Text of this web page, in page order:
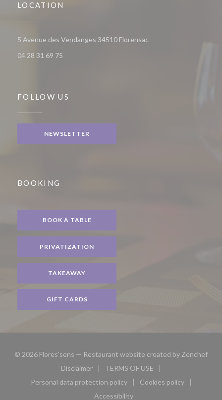
LOCATION
5 Avenue des Vendanges 34510 Florensac
04 28 31 69 75
FOLLOW US
NEWSLETTER
BOOKING
BOOK A TABLE
PRIVATIZATION
TAKEAWAY
GIFT CARDS
© 2026 Flores'sens — Restaurant website created by Zenchef
Disclaimer
((opens in a new window))
TERMS OF USE
((opens in a new window))
Personal data protection policy
((opens in a new window))
Cookies policy
((opens in a new
Accessibility